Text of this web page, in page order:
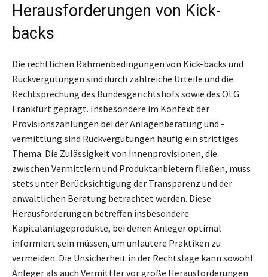
Herausforderungen von Kick-
backs
Die rechtlichen Rahmenbedingungen von Kick-backs und
Rückvergütungen sind durch zahlreiche Urteile und die
Rechtsprechung des Bundesgerichtshofs sowie des OLG
Frankfurt geprägt. Insbesondere im Kontext der
Provisionszahlungen bei der Anlagenberatung und -
vermittlung sind Rückvergütungen häufig ein strittiges
Thema. Die Zulässigkeit von Innenprovisionen, die
zwischen Vermittlern und Produktanbietern fließen, muss
stets unter Berücksichtigung der Transparenz und der
anwaltlichen Beratung betrachtet werden. Diese
Herausforderungen betreffen insbesondere
Kapitalanlageprodukte, bei denen Anleger optimal
informiert sein müssen, um unlautere Praktiken zu
vermeiden. Die Unsicherheit in der Rechtslage kann sowohl
Anleger als auch Vermittler vor große Herausforderungen